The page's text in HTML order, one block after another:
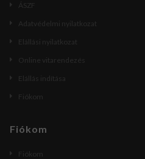
ÁSZF
Adatvédelmi nyilatkozat
Elállási nyilatkozat
Online vitarendezés
Elállás indítása
Fiókom
Fiókom
Fiókom